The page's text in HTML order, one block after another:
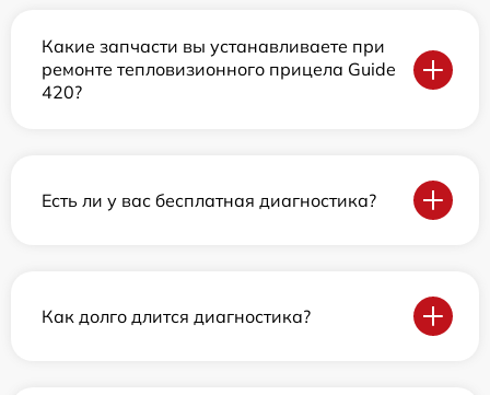
Какие запчасти вы устанавливаете при
ремонте тепловизионного прицела Guide
420?
Есть ли у вас бесплатная диагностика?
Как долго длится диагностика?